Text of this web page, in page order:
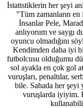
İstatistiklerin her şeyi
"Tüm zamanların
İnsanlar Pele,
anlıyorum ve saygı
oyuncu olmadığını
Kendimden daha iyi
futbolcusu olduğumu
sol ayakla en çok gol
vuruşları, penaltılar,
bile. Sahada her şeyi
vuruşlarda iyiyim.